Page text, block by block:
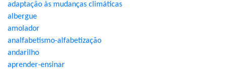
adaptação às mudanças climáticas
albergue
amolador
analfabetismo-alfabetização
andarilho
aprender-ensinar